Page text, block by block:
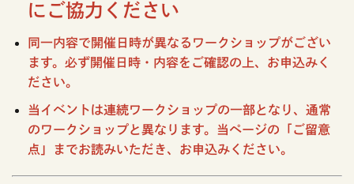
にご協力ください
同一内容で開催日時が異なるワークショップがござい
ます。必ず開催日時・内容をご確認の上、お申込みく
ださい。
当イベントは連続ワークショップの一部となり、通常
のワークショップと異なります。当ページの「ご留意
点」までお読みいただき、お申込みください。